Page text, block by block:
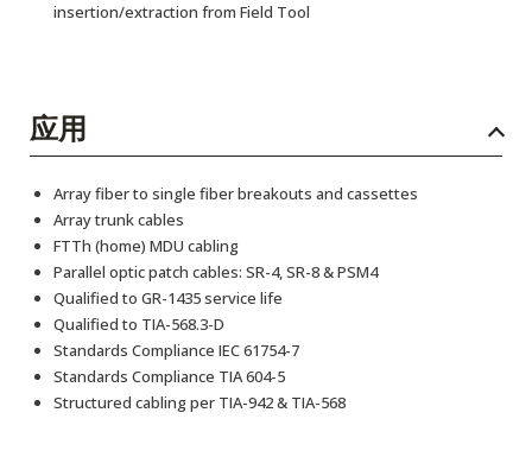
insertion/extraction from Field Tool
应用
Array fiber to single fiber breakouts and cassettes
Array trunk cables
FTTh (home) MDU cabling
Parallel optic patch cables: SR-4, SR-8 & PSM4
Qualified to GR-1435 service life
Qualified to TIA-568.3-D
Standards Compliance IEC 61754-7
Standards Compliance TIA 604-5
Structured cabling per TIA-942 & TIA-568